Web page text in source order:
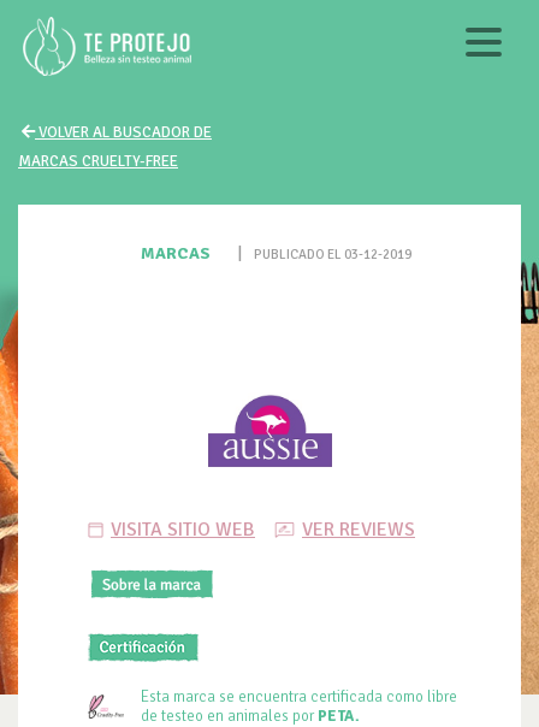
VOLVER AL BUSCADOR DE
MARCAS CRUELTY-FREE
MARCAS PUBLICADO EL 03-12-2019
VISITA SITIO WEB VER REVIEWS
Esta marca se encuentra certificada como libre
de testeo en animales porPETA.